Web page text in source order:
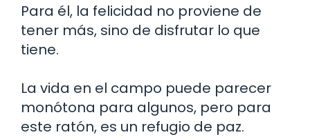
Para él, la felicidad no proviene de
tener más, sino de disfrutar lo que
tiene.
La vida en el campo puede parecer
monótona para algunos, pero para
este ratón, es un refugio de paz.